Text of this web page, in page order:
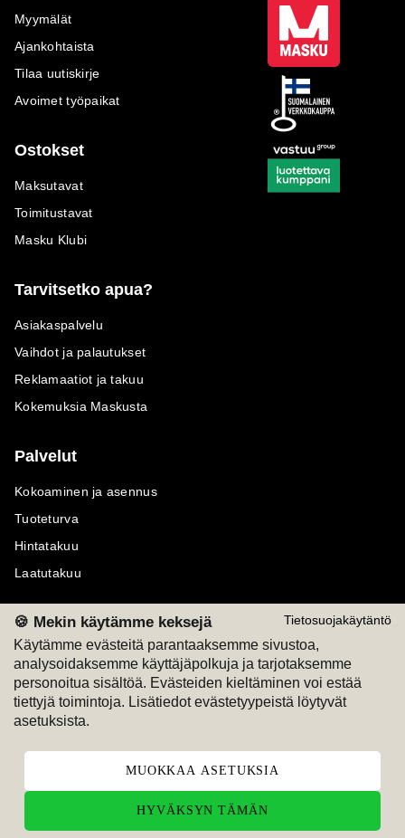
Tietosuojakäytäntö
🍪 Mekin käytämme keksejä
Käytämme evästeitä parantaaksemme sivustoa,
analysoidaksemme käyttäjäpolkuja ja tarjotaksemme
personoitua sisältöä. Evästeiden kieltäminen voi estää
tiettyjä toimintoja. Lisätiedot evästetyypeistä löytyvät
asetuksista.
MUOKKAA ASETUKSIA
HYVÄKSYN TÄMÄN
Myymälät
Ajankohtaista
Tilaa uutiskirje
Avoimet työpaikat
Ostokset
Maksutavat
Toimitustavat
Masku Klubi
Tarvitsetko apua?
Asiakaspalvelu
Vaihdot ja palautukset
Reklamaatiot ja takuu
Kokemuksia Maskusta
Palvelut
Kokoaminen ja asennus
Tuoteturva
Hintatakuu
Laatutakuu
Maksutavat
M
Seuraa meitä